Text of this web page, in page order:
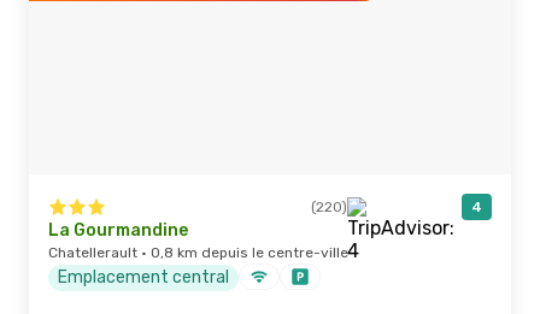
(220) 4
La Gourmandine
Chatellerault · 0,8 km depuis le centre-ville
Emplacement central